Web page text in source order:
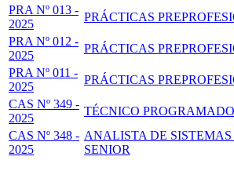
PRA Nº 013 -
2025
PRÁCTICAS
PRA Nº 012 -
2025
PRÁCTICAS
PRA Nº 011 -
2025
PRÁCTICAS
CAS Nº 349 -
2025
TÉCNICO
CAS Nº 348 -
2025
ANALISTA DE
SENIOR